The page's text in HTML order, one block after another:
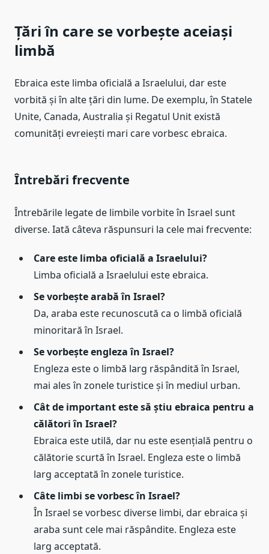
Țări în care se vorbește aceiași
limbă
Ebraica este limba oficială a Israelului, dar este
vorbită și în alte țări din lume. De exemplu, în Statele
Unite, Canada, Australia și Regatul Unit există
comunități evreiești mari care vorbesc ebraica.
Întrebări frecvente
Întrebările legate de limbile vorbite în Israel sunt
diverse. Iată câteva răspunsuri la cele mai frecvente:
Care este limba oficială a Israelului?
Limba oficială a Israelului este ebraica.
Se vorbește arabă în Israel?
Da, araba este recunoscută ca o limbă oficială
minoritară în Israel.
Se vorbește engleza în Israel?
Engleza este o limbă larg răspândită în Israel,
mai ales în zonele turistice și în mediul urban.
Cât de important este să știu ebraica pentru a
călători în Israel?
Ebraica este utilă, dar nu este esențială pentru o
călătorie scurtă în Israel. Engleza este o limbă
larg acceptată în zonele turistice.
Câte limbi se vorbesc în Israel?
În Israel se vorbesc diverse limbi, dar ebraica și
araba sunt cele mai răspândite. Engleza este
larg acceptată.